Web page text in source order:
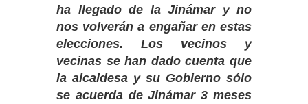
ha llegado de la Jinámar y no
nos volverán a engañar en estas
elecciones. Los vecinos y
vecinas se han dado cuenta que
la alcaldesa y su Gobierno sólo
se acuerda de Jinámar 3 meses